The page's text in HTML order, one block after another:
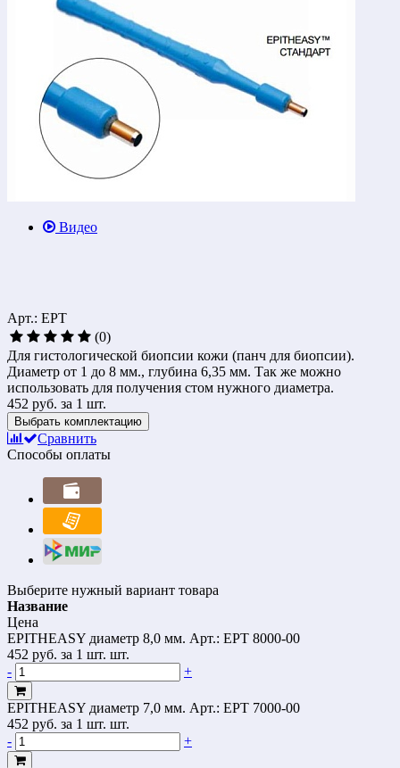
Видео
Арт.: EPT
(0)
Для гистологической биопсии кожи (панч для биопсии).
Диаметр от 1 до 8 мм., глубина 6,35 мм. Так же можно
использовать для получения стом нужного диаметра.
452 руб. за 1 шт.
Выбрать комплектацию
Сравнить
Способы оплаты
Выберите нужный вариант товара
Название
Цена
EPITHEASY диаметр 8,0 мм. Арт.: EPT 8000-00
452 руб. за 1 шт. шт.
-
+
EPITHEASY диаметр 7,0 мм. Арт.: EPT 7000-00
452 руб. за 1 шт. шт.
-
+